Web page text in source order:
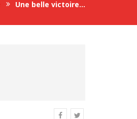
Une belle victoire…